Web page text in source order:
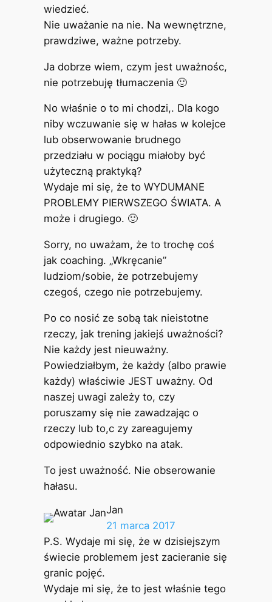
wiedzieć.
Nie uważanie na nie. Na wewnętrzne,
prawdziwe, ważne potrzeby.
Ja dobrze wiem, czym jest uważnośc,
nie potrzebuję tłumaczenia 🙂
No właśnie o to mi chodzi,. Dla kogo
niby wczuwanie się w hałas w kolejce
lub obserwowanie brudnego
przedziału w pociągu miałoby być
użyteczną praktyką?
Wydaje mi się, że to WYDUMANE
PROBLEMY PIERWSZEGO ŚWIATA. A
może i drugiego. 🙂
Sorry, no uważam, że to trochę coś
jak coaching. „Wkręcanie”
ludziom/sobie, że potrzebujemy
czegoś, czego nie potrzebujemy.
Po co nosić ze sobą tak nieistotne
rzeczy, jak trening jakiejś uważności?
Nie każdy jest nieuważny.
Powiedziałbym, że każdy (albo prawie
każdy) właściwie JEST uważny. Od
naszej uwagi zależy to, czy
poruszamy się nie zawadzając o
rzeczy lub to,c zy zareagujemy
odpowiednio szybko na atak.
To jest uważność. Nie obserowanie
hałasu.
Jan
21 marca 2017
P.S. Wydaje mi się, że w dzisiejszym
świecie problemem jest zacieranie się
granic pojęć.
Wydaje mi się, że to jest właśnie tego